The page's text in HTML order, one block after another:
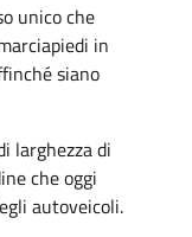
unico che
in
siano
larghezza di
che oggi
autoveicoli.